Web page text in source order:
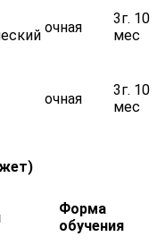
очная
3г. 10
мес
очная
3г. 10
мес
Форма
обучения